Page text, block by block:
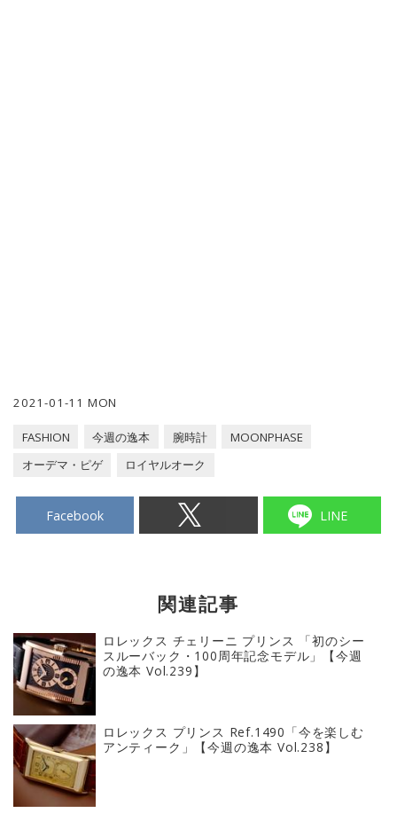
2021-01-11 MON
FASHION 今週の逸本 腕時計
MOONPHASE
オーデマ・ピゲ
ロイヤルオーク
Facebook LINE
関連記事
ロレックス チェリーニ プリンス 「初のシー
スルーバック・100周年記念モデル」【今週
の逸本 Vol.239】
ロレックス プリンス Ref.1490「今を楽しむ
アンティーク」【今週の逸本 Vol.238】